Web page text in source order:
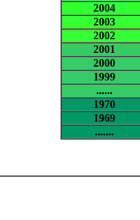
2004
2003
2002
2001
2000
1999
......
1970
1969
.......